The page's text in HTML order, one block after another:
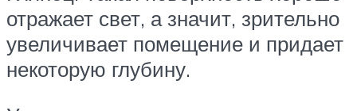
отражает свет, а значит, зрительно
увеличивает помещение и придает
некоторую глубину.